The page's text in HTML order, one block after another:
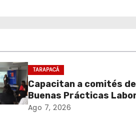
TARAPACÁ
Capacitan a comités de
Buenas Prácticas
en atención inicial de
Ago 7, 2026